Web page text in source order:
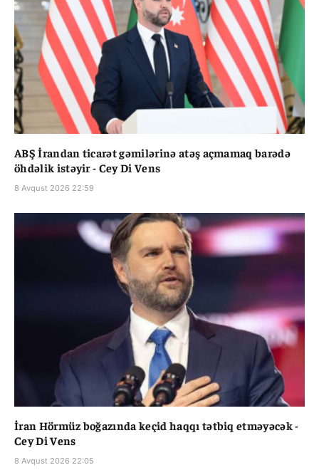
ABŞ İrandan ticarət gəmilərinə atəş açmamaq barədə
öhdəlik istəyir - Cey Di Vens
8 Avqust 2026 22:59
İran Hörmüz boğazında keçid haqqı tətbiq etməyəcək -
Cey Di Vens
8 Avqust 2026 22:05